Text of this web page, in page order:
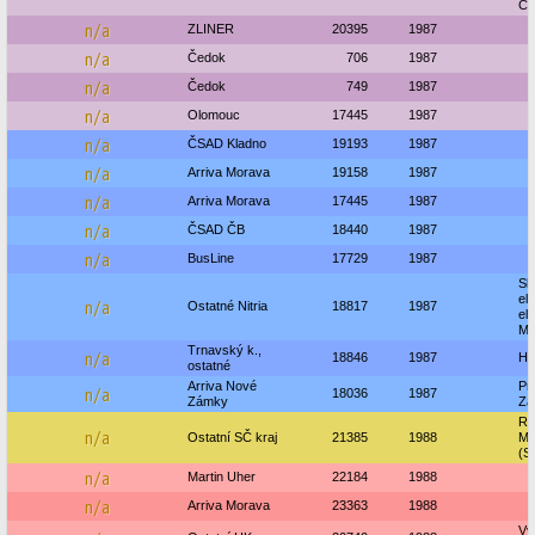
n/a ZLINER 20395 1987
n/a Čedok 706 1987
n/a Čedok 749 1987
n/a Olomouc 17445 1987
n/a ČSAD Kladno 19193 1987
n/a Arriva Morava 19158 1987
n/a Arriva Morava 17445 1987
n/a ČSAD ČB 18440 1987
n/a BusLine 17729 1987
n/a Ostatné Nitria 18817 1987
n/a
Trnavský k.,
ostatné
18846 1987
n/a
Arriva Nové
Zámky
18036 1987
n/a Ostatní SČ kraj 21385 1988
n/a Martin Uher 22184 1988
n/a Arriva Morava 23363 1988